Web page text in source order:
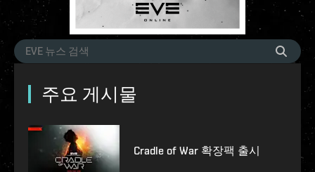
주요 게시물
Cradle of War 확장팩 출시